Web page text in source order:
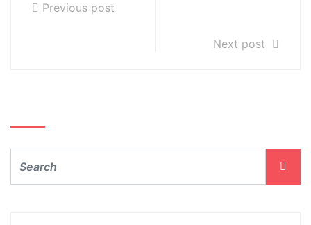
Previous post
Next post